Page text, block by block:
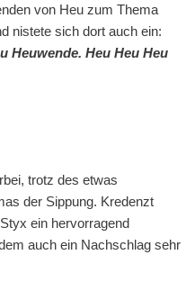
von Heu zum Thema
nistete sich dort auch ein:
Heuwende. Heu Heu Heu
trotz des etwas
der Sippung. Kredenzt
ein hervorragend
auch ein Nachschlag sehr